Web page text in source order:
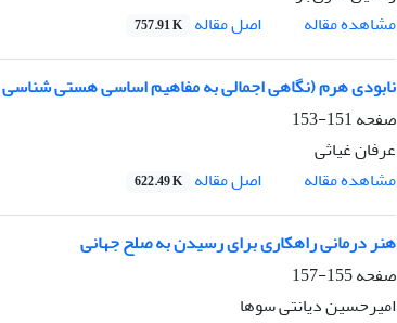
مشاهده مقاله
اصل مقاله 757.91 K
نابودی هرم (نگاهی اجمالی به مفاهیم اساسی هستی
صفحه151-153
عرفان غیاثی
مشاهده مقاله
اصل مقاله 622.49 K
هنر درمانی راهکاری برای رسیدن به صلح جهانی
صفحه155-157
امیرحسین دیانتی سوها